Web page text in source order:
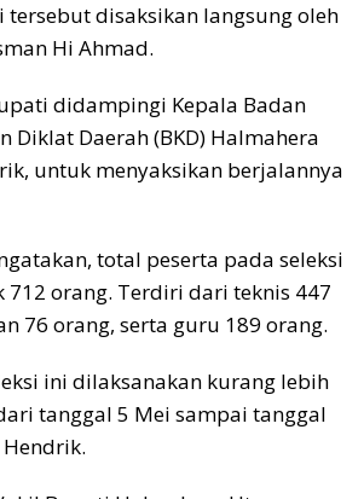
tersebut disaksikan langsung oleh
Hi Ahmad.
didampingi Kepala Badan
Diklat Daerah (BKD) Halmahera
untuk menyaksikan berjalannya
total peserta pada seleksi
712 orang. Terdiri dari teknis 447
76 orang, serta guru 189 orang.
ini dilaksanakan kurang lebih
tanggal 5 Mei sampai tanggal
Hendrik.